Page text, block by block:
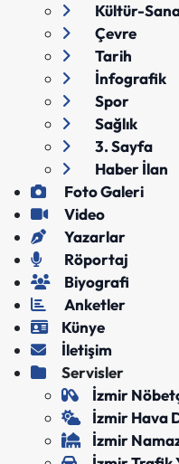
Kültür-
Çevre
Tarih
İnfografik
Spor
Sağlık
3. Sayfa
Haber İlan
Foto Galeri
Video
Yazarlar
Röportaj
Biyografi
Anketler
Künye
İletişim
Servisler
İzmir
İzmir Hava
İzmir